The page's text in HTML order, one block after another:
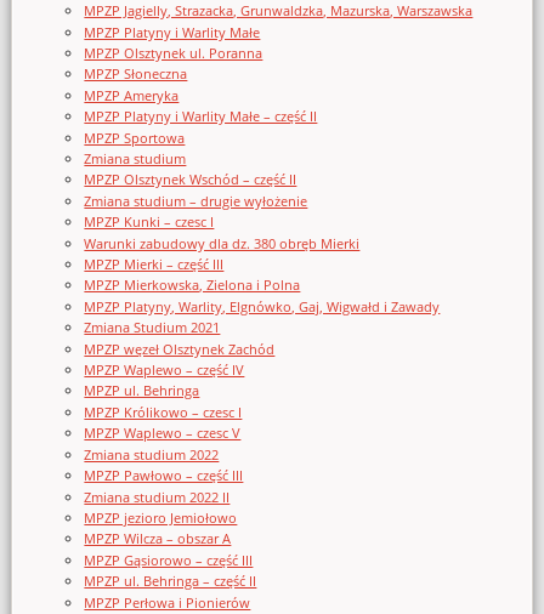
MPZP Jagielly, Strazacka, Grunwaldzka, Mazurska, Warszawska
MPZP Platyny i Warlity Małe
MPZP Olsztynek ul. Poranna
MPZP Słoneczna
MPZP Ameryka
MPZP Platyny i Warlity Małe – część II
MPZP Sportowa
Zmiana studium
MPZP Olsztynek Wschód – część II
Zmiana studium – drugie wyłożenie
MPZP Kunki – czesc I
Warunki zabudowy dla dz. 380 obręb Mierki
MPZP Mierki – część III
MPZP Mierkowska, Zielona i Polna
MPZP Platyny, Warlity, Elgnówko, Gaj, Wigwałd i Zawady
Zmiana Studium 2021
MPZP węzeł Olsztynek Zachód
MPZP Waplewo – część IV
MPZP ul. Behringa
MPZP Królikowo – czesc I
MPZP Waplewo – czesc V
Zmiana studium 2022
MPZP Pawłowo – część III
Zmiana studium 2022 II
MPZP jezioro Jemiołowo
MPZP Wilcza – obszar A
MPZP Gąsiorowo – część III
MPZP ul. Behringa – część II
MPZP Perłowa i Pionierów